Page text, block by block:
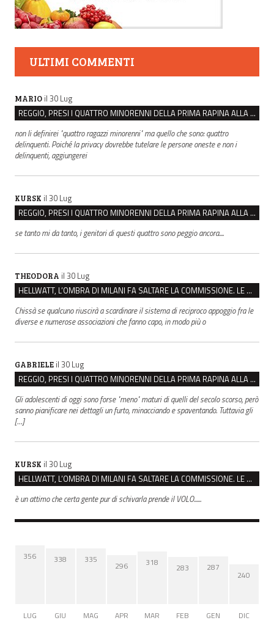
ULTIMI COMMENTI
MARIO il 30 Lug
REGGIO, PRESI I QUATTRO MINORENNI DELLA PRIMA RAPINA ALLA FARMACIA DI COVIOLO
non li definirei "quattro ragazzi minorenni" ma quello che sono: quattro
delinquenti. Poiché la privacy dovrebbe tutelare le persone oneste e non i
delinquenti, aggiungerei
KURSK il 30 Lug
REGGIO, PRESI I QUATTRO MINORENNI DELLA PRIMA RAPINA ALLA FARMACIA DI COVIOLO
se tanto mi da tanto, i genitori di questi quattro sono peggio ancora....
THEODORA il 30 Lug
HELLWATT, L’OMBRA DI MILANI FA SALTARE LA COMMISSIONE. LE OPPOSIZIONI: “SCAPPANO DALLA VERITÀ”
Chissà se qualcuno riuscirà a scardinare il sistema di reciproco appoggio fra le
diverse e numerose associazioni che fanno capo, in modo più o
GABRIELE il 30 Lug
REGGIO, PRESI I QUATTRO MINORENNI DELLA PRIMA RAPINA ALLA FARMACIA DI COVIOLO
Gli adolescenti di oggi sono forse "meno" maturi di quelli del secolo scorso, però
sanno pianificare nei dettagli un furto, minacciando e spaventando. Tuttavia gli
[…]
KURSK il 30 Lug
HELLWATT, L’OMBRA DI MILANI FA SALTARE LA COMMISSIONE. LE OPPOSIZIONI: “SCAPPANO DALLA VERITÀ”
è un attimo che certa gente pur di schivarla prende il VOLO......
356
LUG
338
GIU
335
MAG
296
APR
318
MAR
283
FEB
287
GEN
240
DIC